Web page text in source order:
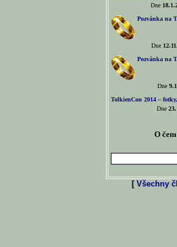
Dne
Pozvánka na
Dne
Pozvánka na
Dne
TolkienCon 2014 –
Dne
O
[ Všechny